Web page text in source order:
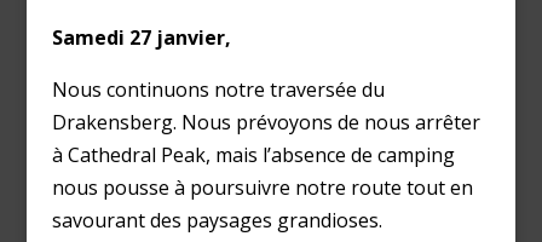
Samedi 27 janvier,
Nous continuons notre traversée du
Drakensberg. Nous prévoyons de nous arrêter
à Cathedral Peak, mais l’absence de camping
nous pousse à poursuivre notre route tout en
savourant des paysages grandioses.